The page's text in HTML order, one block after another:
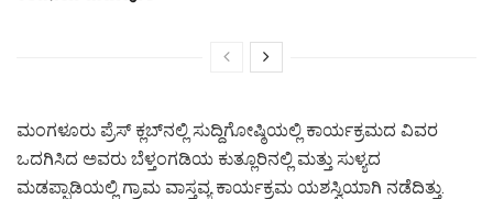
ಮಂಗಳೂರು ಪ್ರೆಸ್ ಕ್ಲಬ್‌ನಲ್ಲಿ ಸುದ್ದಿಗೋಷ್ಠಿಯಲ್ಲಿ ಕಾರ್ಯಕ್ರಮದ ವಿವರ
ಒದಗಿಸಿದ ಅವರು ಬೆಳ್ತಂಗಡಿಯ ಕುತ್ಲೂರಿನಲ್ಲಿ ಮತ್ತು ಸುಳ್ಯದ
ಮಡಪ್ಪಾಡಿಯಲ್ಲಿ ಗ್ರಾಮ ವಾಸ್ತವ್ಯ ಕಾರ್ಯಕ್ರಮ ಯಶಸ್ವಿಯಾಗಿ ನಡೆದಿತ್ತು.